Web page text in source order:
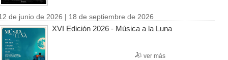
de junio de 2026 | 18 de septiembre de 2026
XVI Edición 2026 - Música a la Luna
ver más